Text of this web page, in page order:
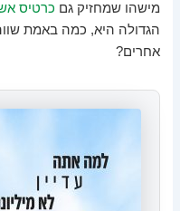
מישהו שמחזיק גם כרטיס
הגדולה היא, כמה באמת
אחרים?